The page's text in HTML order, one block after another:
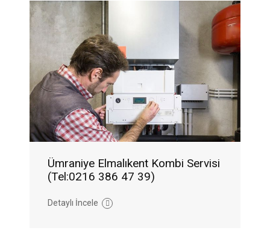
Ümraniye Elmalıkent Kombi Servisi
(Tel:0216 386 47 39)
Detaylı İncele